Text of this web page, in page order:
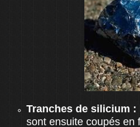
Tranches de silicium :
sont ensuite coupés en